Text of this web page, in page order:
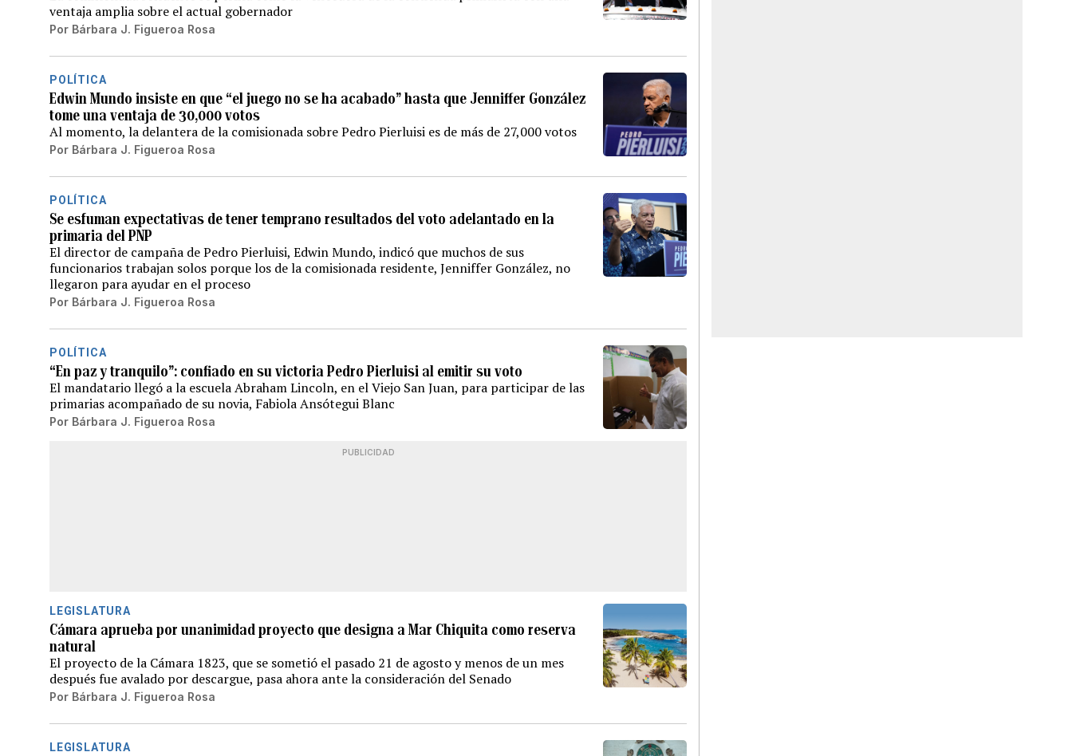
ventaja amplia sobre el actual gobernador
Por Bárbara J. Figueroa Rosa
POLÍTICA
Edwin Mundo insiste en que “el juego no se ha acabado” hasta que Jenniffer González
tome una ventaja de 30,000 votos
Al momento, la delantera de la comisionada sobre Pedro Pierluisi es de más de 27,000 votos
Por Bárbara J. Figueroa Rosa
POLÍTICA
Se esfuman expectativas de tener temprano resultados del voto adelantado en la
primaria del PNP
El director de campaña de Pedro Pierluisi, Edwin Mundo, indicó que muchos de sus
funcionarios trabajan solos porque los de la comisionada residente, Jenniffer González, no
llegaron para ayudar en el proceso
Por Bárbara J. Figueroa Rosa
POLÍTICA
“En paz y tranquilo”: confiado en su victoria Pedro Pierluisi al emitir su voto
El mandatario llegó a la escuela Abraham Lincoln, en el Viejo San Juan, para participar de las
primarias acompañado de su novia, Fabiola Ansótegui Blanc
Por Bárbara J. Figueroa Rosa
PUBLICIDAD
LEGISLATURA
Cámara aprueba por unanimidad proyecto que designa a Mar Chiquita como reserva
natural
El proyecto de la Cámara 1823, que se sometió el pasado 21 de agosto y menos de un mes
después fue avalado por descargue, pasa ahora ante la consideración del Senado
Por Bárbara J. Figueroa Rosa
LEGISLATURA